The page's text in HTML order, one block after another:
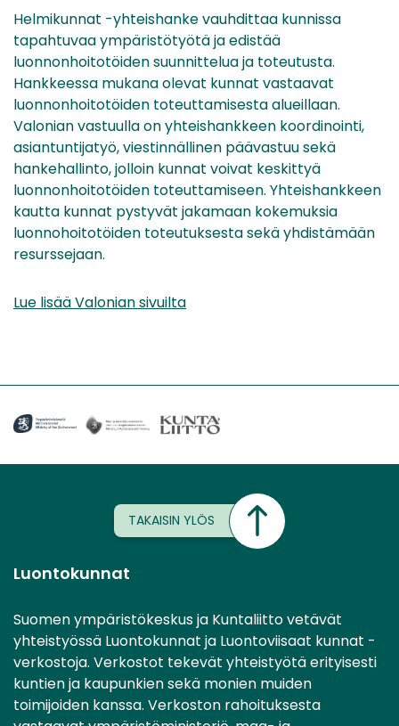
Helmikunnat -yhteishanke vauhdittaa kunnissa
tapahtuvaa ympäristötyötä ja edistää
luonnonhoitotöiden suunnittelua ja toteutusta.
Hankkeessa mukana olevat kunnat vastaavat
luonnonhoitotöiden toteuttamisesta alueillaan.
Valonian vastuulla on yhteishankkeen koordinointi,
asiantuntijatyö, viestinnällinen päävastuu sekä
hankehallinto, jolloin kunnat voivat keskittyä
luonnonhoitotöiden toteuttamiseen. Yhteishankkeen
kautta kunnat pystyvät jakamaan kokemuksia
luonnohoitotöiden toteutuksesta sekä yhdistämään
resurssejaan.
Lue lisää Valonian sivuilta
TAKAISIN YLÖS
Luontokunnat
Suomen ympäristökeskus ja Kuntaliitto vetävät
yhteistyössä Luontokunnat ja Luontoviisaat kunnat -
verkostoja. Verkostot tekevät yhteistyötä erityisesti
kuntien ja kaupunkien sekä monien muiden
toimijoiden kanssa. Verkoston rahoituksesta